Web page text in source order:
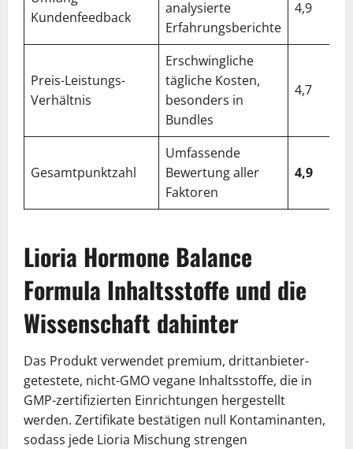
Kundenfeedback
analysierte
Erfahrungsberichte
4,9
Preis-Leistungs-
Verhältnis
Erschwingliche
tägliche Kosten,
besonders in
Bundles
4,7
Gesamtpunktzahl
Umfassende
Bewertung aller
Faktoren
4,9
Lioria Hormone Balance
Formula Inhaltsstoffe und die
Wissenschaft dahinter
Das Produkt verwendet premium, drittanbieter-
getestete, nicht-GMO vegane Inhaltsstoffe, die in
GMP-zertifizierten Einrichtungen hergestellt
werden. Zertifikate bestätigen null Kontaminanten,
sodass jede Lioria Mischung strengen